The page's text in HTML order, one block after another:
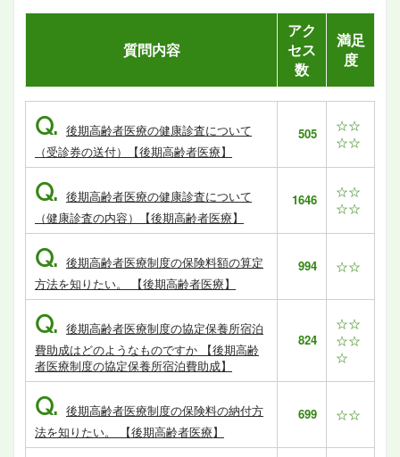
質問内容
アク
セス
数
満足
度
Q. 後期高齢者医療の健康診査について
（受診券の送付）【後期高齢者医療】
505
☆☆
☆☆
Q. 後期高齢者医療の健康診査について
（健康診査の内容）【後期高齢者医療】
1646
☆☆
☆☆
Q. 後期高齢者医療制度の保険料額の算定
方法を知りたい。 【後期高齢者医療】
994 ☆☆
Q. 後期高齢者医療制度の協定保養所宿泊
費助成はどのようなものですか 【後期高齢
者医療制度の協定保養所宿泊費助成】
824
☆☆
☆☆
☆
Q. 後期高齢者医療制度の保険料の納付方
法を知りたい。 【後期高齢者医療】
699 ☆☆